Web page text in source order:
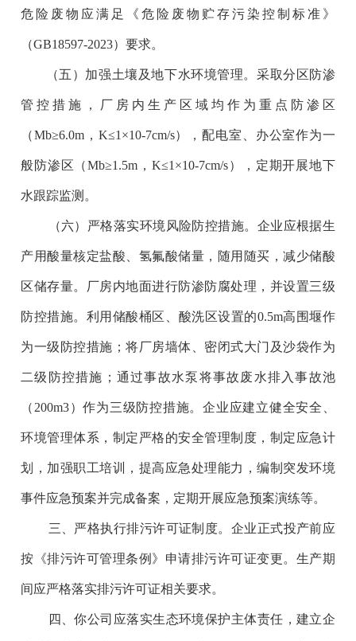
危险废物应满足《危险废物贮存污染控制标准》
（GB18597-2023）要求。
（五）加强土壤及地下水环境管理。采取分区防渗
管控措施，厂房内生产区域均作为重点防渗区
（Mb≥6.0m，K≤1×10-7cm/s），配电室、办公室作为一
般防渗区（Mb≥1.5m，K≤1×10-7cm/s），定期开展地下
水跟踪监测。
（六）严格落实环境风险防控措施。企业应根据生
产用酸量核定盐酸、氢氟酸储量，随用随买，减少储酸
区储存量。厂房内地面进行防渗防腐处理，并设置三级
防控措施。利用储酸桶区、酸洗区设置的0.5m高围堰作
为一级防控措施；将厂房墙体、密闭式大门及沙袋作为
二级防控措施；通过事故水泵将事故废水排入事故池
（200m3）作为三级防控措施。企业应建立健全安全、
环境管理体系，制定严格的安全管理制度，制定应急计
划，加强职工培训，提高应急处理能力，编制突发环境
事件应急预案并完成备案，定期开展应急预案演练等。
三、严格执行排污许可证制度。企业正式投产前应
按《排污许可管理条例》申请排污许可证变更。生产期
间应严格落实排污许可证相关要求。
四、你公司应落实生态环境保护主体责任，建立企